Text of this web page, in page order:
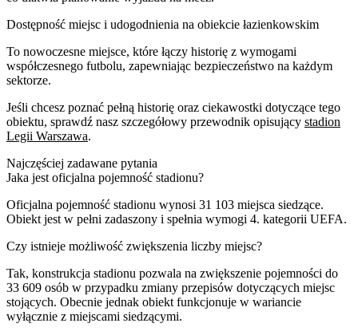
Dostępność miejsc i udogodnienia na obiekcie łazienkowskim
To nowoczesne miejsce, które łączy historię z wymogami
współczesnego futbolu, zapewniając bezpieczeństwo na każdym
sektorze.
Jeśli chcesz poznać pełną historię oraz ciekawostki dotyczące tego
obiektu, sprawdź nasz szczegółowy przewodnik opisujący stadion
Legii Warszawa.
Najczęściej zadawane pytania
Jaka jest oficjalna pojemność stadionu?
Oficjalna pojemność stadionu wynosi 31 103 miejsca siedzące.
Obiekt jest w pełni zadaszony i spełnia wymogi 4. kategorii UEFA.
Czy istnieje możliwość zwiększenia liczby miejsc?
Tak, konstrukcja stadionu pozwala na zwiększenie pojemności do
33 609 osób w przypadku zmiany przepisów dotyczących miejsc
stojących. Obecnie jednak obiekt funkcjonuje w wariancie
wyłącznie z miejscami siedzącymi.